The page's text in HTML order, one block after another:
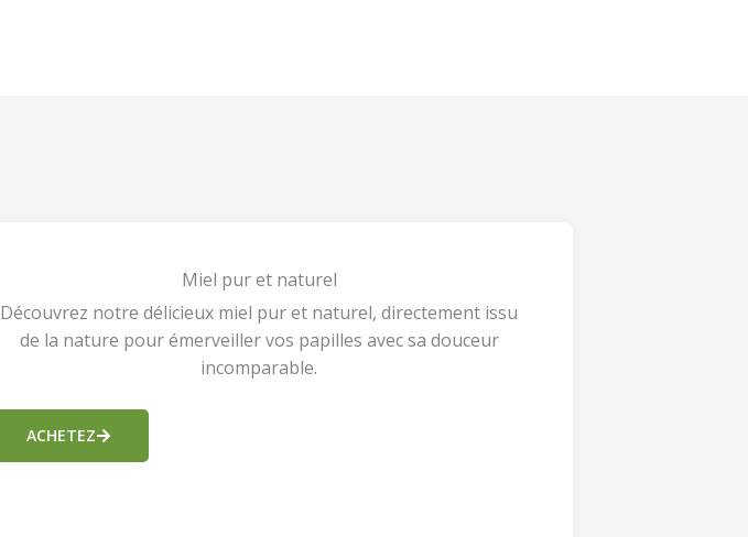
Miel pur et naturel
Découvrez notre délicieux miel pur et naturel, directement issu
de la nature pour émerveiller vos papilles avec sa douceur
incomparable.
ACHETEZ